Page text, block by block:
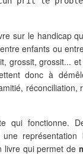
sur le handicap
entre enfants ou
grossit, grossit...
donc à
réconciliation,
qui fonctionne.
livre qui permet de